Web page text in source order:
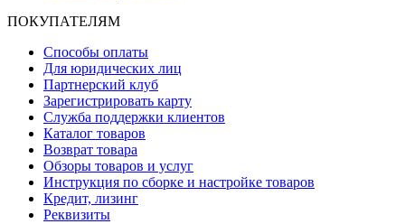
ПОКУПАТЕЛЯМ
Способы оплаты
Для юридических лиц
Партнерский клуб
Зарегистрировать карту
Служба поддержки клиентов
Каталог товаров
Возврат товара
Обзоры товаров и услуг
Инструкция по сборке и настройке товаров
Кредит, лизинг
Реквизиты